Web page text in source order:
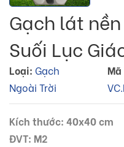
Gạch lát
Suối Lục
Loại: Gạch
Ngoài Trời
Kích thước: 40x40 cm
ĐVT: M2